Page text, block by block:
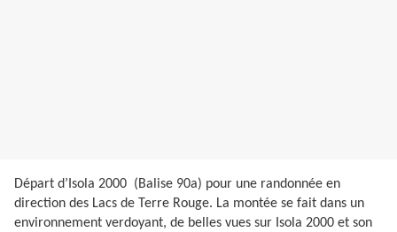
Départ d’Isola 2000 (Balise 90a) pour une randonnée en
direction des Lacs de Terre Rouge. La montée se fait dans un
environnement verdoyant, de belles vues sur Isola 2000 et son